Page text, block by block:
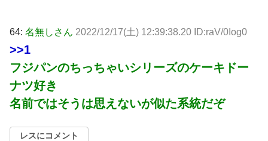
64: 名無しさん 2022/12/17(土) 12:39:38.20 ID:raV/0Iog0
>>1
フジパンのちっちゃいシリーズのケーキドー
ナツ好き
名前ではそうは思えないが似た系統だぞ
レスにコメント